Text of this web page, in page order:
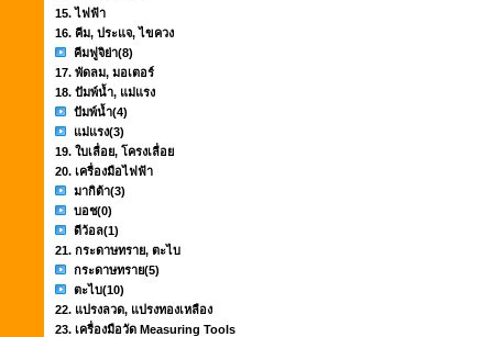
15. ไฟฟ้า
16. คีม, ประแจ, ไขควง
คีมฟูจิย่า(8)
17. พัดลม, มอเตอร์
18. ปัมพ์น้ำ, แม่แรง
ปัมพ์น้ำ(4)
แม่แรง(3)
19. ใบเลื่อย, โครงเลื่อย
20. เครื่องมือไฟฟ้า
มากิต้า(3)
บอช(0)
ดีว้อล(1)
21. กระดาษทราย, ตะไบ
กระดาษทราย(5)
ตะไบ(10)
22. แปรงลวด, แปรงทองเหลือง
23. เครื่องมือวัด Measuring Tools